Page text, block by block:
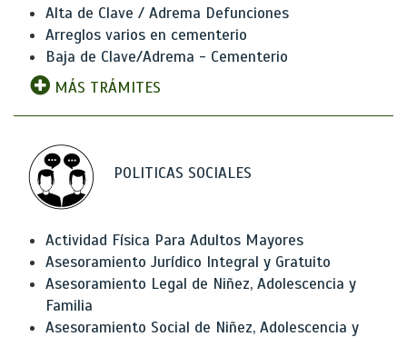
Alta de Clave / Adrema Defunciones
Arreglos varios en cementerio
Baja de Clave/Adrema - Cementerio
MÁS TRÁMITES
POLITICAS SOCIALES
Actividad Física Para Adultos Mayores
Asesoramiento Jurídico Integral y Gratuito
Asesoramiento Legal de Niñez, Adolescencia y
Familia
Asesoramiento Social de Niñez, Adolescencia y